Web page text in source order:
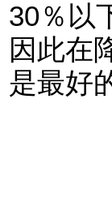
30％以
因此在
是最好